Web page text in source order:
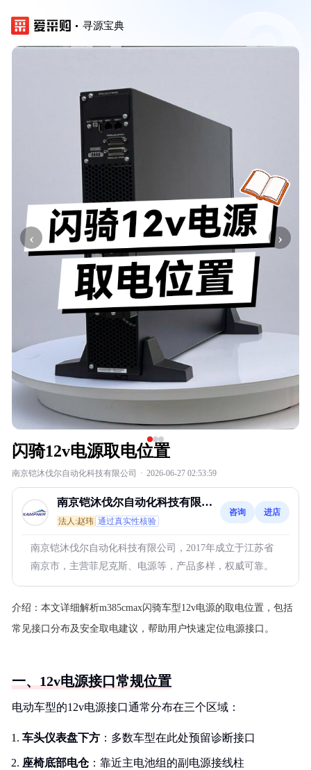
寻源宝典
‹ ›
闪骑12v电源取电位置
南京铠沐伐尔自动化科技有限公司 · 2026-06-27 02:53:59
南京铠沐伐尔自动化科技有限公
司
法人:赵玮 通过真实性核验
咨询 进店
南京铠沐伐尔自动化科技有限公司，2017年成立于江苏省
南京市，主营菲尼克斯、电源等，产品多样，权威可靠。
介绍： 本文详细解析m385cmax闪骑车型12v电源的取电位置，包括
常见接口分布及安全取电建议，帮助用户快速定位电源接口。
一、12v电源接口常规位置
电动车型的12v电源接口通常分布在三个区域：
车头仪表盘下方 ：多数车型在此处预留诊断接口
座椅底部电仓：靠近主电池组的副电源接线柱